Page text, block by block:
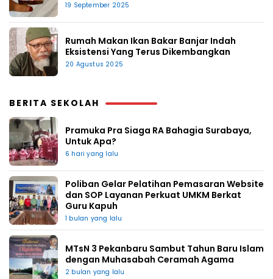
19 September 2025
Rumah Makan Ikan Bakar Banjar Indah
Eksistensi Yang Terus Dikembangkan
20 Agustus 2025
BERITA SEKOLAH
Pramuka Pra Siaga RA Bahagia Surabaya,
Untuk Apa?
6 hari yang lalu
Poliban Gelar Pelatihan Pemasaran Website
dan SOP Layanan Perkuat UMKM Berkat
Guru Kapuh
1 bulan yang lalu
MTsN 3 Pekanbaru Sambut Tahun Baru Islam
dengan Muhasabah Ceramah Agama
2 bulan yang lalu